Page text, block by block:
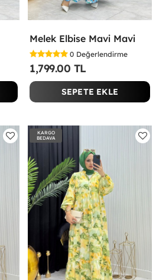
Melek Elbise Mavi Mavi
0 Değerlendirme
1,799.00 TL
SEPETE EKLE
KARGO
BEDAVA